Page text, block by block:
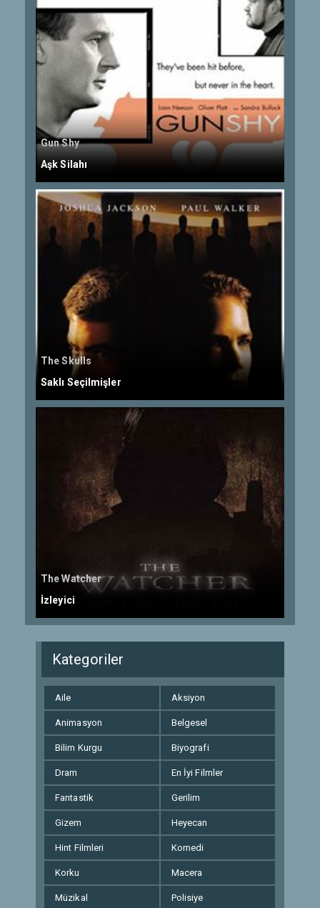
Gun Shy
Aşk Silahı
The Skulls
Saklı Seçilmişler
The Watcher
İzleyici
Kategoriler
Aile Aksiyon
Animasyon Belgesel
Bilim Kurgu Biyografi
Dram En İyi Filmler
Fantastik Gerilim
Gizem Heyecan
Hint Filmleri Komedi
Korku Macera
Müzikal Polisiye